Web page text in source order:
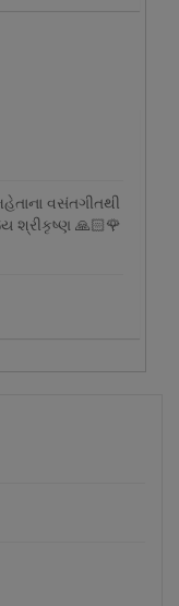
વસંતગીતથી
શ્રીકૃષ્ણ 🙏🏻🌹